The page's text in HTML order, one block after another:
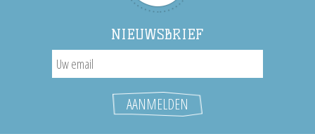
NIEUWSBRIEF